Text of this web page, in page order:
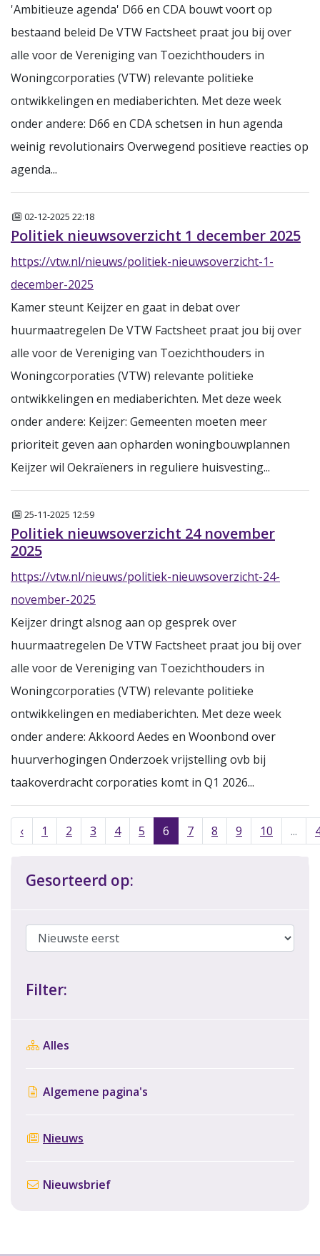
'Ambitieuze agenda' D66 en CDA bouwt voort op
bestaand beleid De VTW Factsheet praat jou bij over
alle voor de Vereniging van Toezichthouders in
Woningcorporaties (VTW) relevante politieke
ontwikkelingen en mediaberichten. Met deze week
onder andere: D66 en CDA schetsen in hun agenda
weinig revolutionairs Overwegend positieve reacties op
agenda...
Nieuws
02-12-2025 22:18
Politiek nieuwsoverzicht 1 december 2025
https://vtw.nl/nieuws/politiek-nieuwsoverzicht-1-
december-2025
Kamer steunt Keijzer en gaat in debat over
huurmaatregelen De VTW Factsheet praat jou bij over
alle voor de Vereniging van Toezichthouders in
Woningcorporaties (VTW) relevante politieke
ontwikkelingen en mediaberichten. Met deze week
onder andere: Keijzer: Gemeenten moeten meer
prioriteit geven aan opharden woningbouwplannen
Keijzer wil Oekraïeners in reguliere huisvesting...
Nieuws
25-11-2025 12:59
Politiek nieuwsoverzicht 24 november
2025
https://vtw.nl/nieuws/politiek-nieuwsoverzicht-24-
november-2025
Keijzer dringt alsnog aan op gesprek over
huurmaatregelen De VTW Factsheet praat jou bij over
alle voor de Vereniging van Toezichthouders in
Woningcorporaties (VTW) relevante politieke
ontwikkelingen en mediaberichten. Met deze week
onder andere: Akkoord Aedes en Woonbond over
huurverhogingen Onderzoek vrijstelling ovb bij
taakoverdracht corporaties komt in Q1 2026...
‹ 1 2 3 4 5 6 7 8 9 10 ...
Gesorteerd op:
Filter:
Alles
Algemene pagina's
Nieuws
Nieuwsbrief